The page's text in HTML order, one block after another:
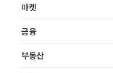
마켓
금융
부동산